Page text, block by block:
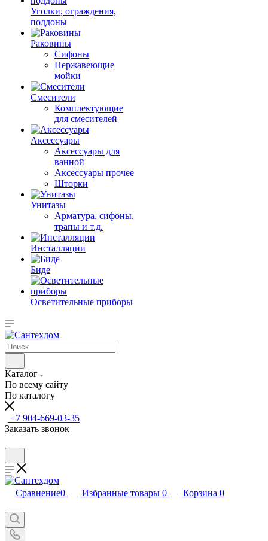
Уголки, ограждения,
поддоны
Раковины
Сифоны
Нержавеющие
мойки
Смесители
Комплектующие
для смесителей
Аксессуары
Аксессуары для
ванной
Аксессуары прочее
Шторки
Унитазы
Арматура, сифоны,
трапы и т.д.
Инсталляции
Биде
Осветительные приборы
Каталог
По всему сайту
По каталогу
+7 904-669-03-35
Заказать звонок
Сравнение0 Избранные товары 0 Корзина 0